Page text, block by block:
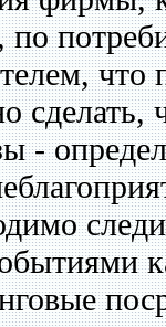
что
сделать,
-